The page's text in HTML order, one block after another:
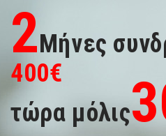
2Μήνες
400€
τώρα μόλις